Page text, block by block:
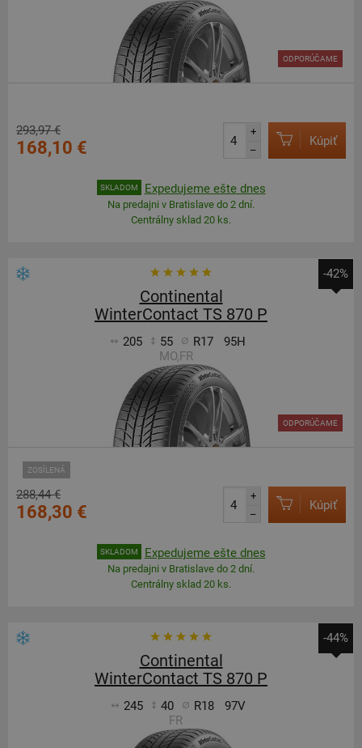
ODPORÚČAME
293,97 €
168,10 €
+
–
Kúpiť
SKLADOM Expedujeme ešte dnes
Na predajni v Bratislave do 2 dní.
Centrálny sklad 20 ks.
-42%
Continental
WinterContact TS 870 P
205 55 R17
95H
MO,FR
ZOSÍLENÁ
ODPORÚČAME
288,44 €
168,30 €
+
–
Kúpiť
SKLADOM Expedujeme ešte dnes
Na predajni v Bratislave do 2 dní.
Centrálny sklad 20 ks.
-44%
Continental
WinterContact TS 870 P
245 40 R18
97V
FR